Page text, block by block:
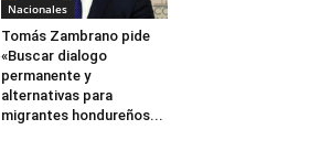
Nacionales
Tomás Zambrano pide
«Buscar dialogo
permanente y
alternativas para
migrantes hondureños...